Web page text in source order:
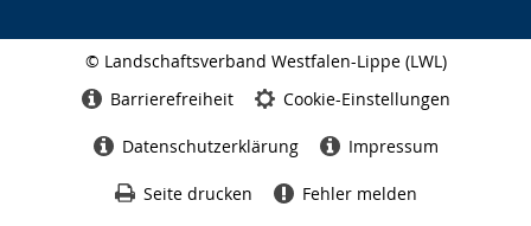
© Landschaftsverband Westfalen-Lippe (LWL)
Barrierefreiheit Cookie-Einstellungen
Datenschutzerklärung Impressum
Seite drucken Fehler melden